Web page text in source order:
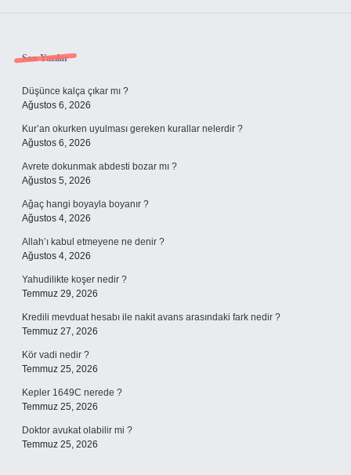
Sidebar
Son Yazılar
Düşünce kalça çıkar mı ?
Ağustos 6, 2026
Kur’an okurken uyulması gereken kurallar nelerdir ?
Ağustos 6, 2026
Avrete dokunmak abdesti bozar mı ?
Ağustos 5, 2026
Ağaç hangi boyayla boyanır ?
Ağustos 4, 2026
Allah’ı kabul etmeyene ne denir ?
Ağustos 4, 2026
Yahudilikte koşer nedir ?
Temmuz 29, 2026
Kredili mevduat hesabı ile nakit avans arasındaki fark nedir ?
Temmuz 27, 2026
Kör vadi nedir ?
Temmuz 25, 2026
Kepler 1649C nerede ?
Temmuz 25, 2026
Doktor avukat olabilir mi ?
Temmuz 25, 2026